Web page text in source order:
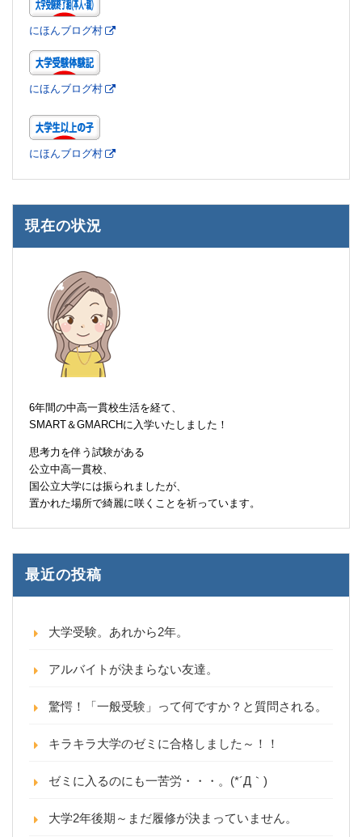
にほんブログ村
にほんブログ村
にほんブログ村
現在の状況
6年間の中高一貫校生活を経て、
SMART＆GMARCHに入学いたしました！
思考力を伴う試験がある
公立中高一貫校、
国公立大学には振られましたが、
置かれた場所で綺麗に咲くことを祈っています。
最近の投稿
大学受験。あれから2年。
アルバイトが決まらない友達。
驚愕！「一般受験」って何ですか？と質問される。
キラキラ大学のゼミに合格しました～！！
ゼミに入るのにも一苦労・・・。(*´Д｀)
大学2年後期～まだ履修が決まっていません。